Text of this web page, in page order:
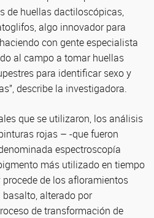
de huellas dactiloscópicas,
algo innovador para
con gente especialista
al campo a tomar huellas
para identificar sexo y
describe la investigadora.
que se utilizaron, los análisis
rojas – -que fueron
espectroscopía
más utilizado en tiempo
de los afloramientos
alterado por
de transformación de